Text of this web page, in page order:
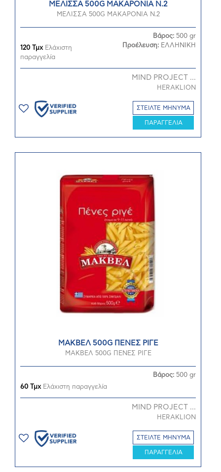
ΜΕΛΙΣΣΑ 500G ΜΑΚΑΡΟΝΙΑ Ν.2
ΜΕΛΙΣΣΑ 500G ΜΑΚΑΡΟΝΙΑ Ν.2
120 ΤμχΕλάχιστη
παραγγελία
Βάρος: 500 gr
Προέλευση: ΕΛΛΗΝΙΚΗ
MIND PROJECT ...
HERAKLION
ΣΤΕΙΛΤΕ ΜΗΝΥΜΑ
ΠΑΡΑΓΓΕΛΙΑ
ΜΑΚΒΕΛ 500G ΠΕΝΕΣ ΡΙΓΕ
ΜΑΚΒΕΛ 500G ΠΕΝΕΣ ΡΙΓΕ
60 ΤμχΕλάχιστη παραγγελία
Βάρος: 500 gr
MIND PROJECT ...
HERAKLION
ΣΤΕΙΛΤΕ ΜΗΝΥΜΑ
ΠΑΡΑΓΓΕΛΙΑ